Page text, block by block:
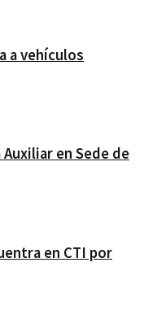
a vehículos
en Sede de
en CTI por